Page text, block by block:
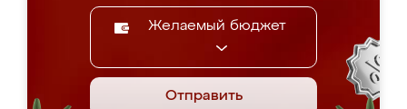
Желаемый бюджет
Отправить